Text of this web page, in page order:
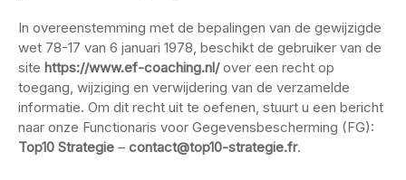
In overeenstemming met de bepalingen van de gewijzigde
wet 78-17 van 6 januari 1978, beschikt de gebruiker van de
site https://www.ef-coaching.nl/over een recht op
toegang, wijziging en verwijdering van de verzamelde
informatie. Om dit recht uit te oefenen, stuurt u een bericht
naar onze Functionaris voor Gegevensbescherming (FG):
Top10 Strategie – contact@top10-strategie.fr.